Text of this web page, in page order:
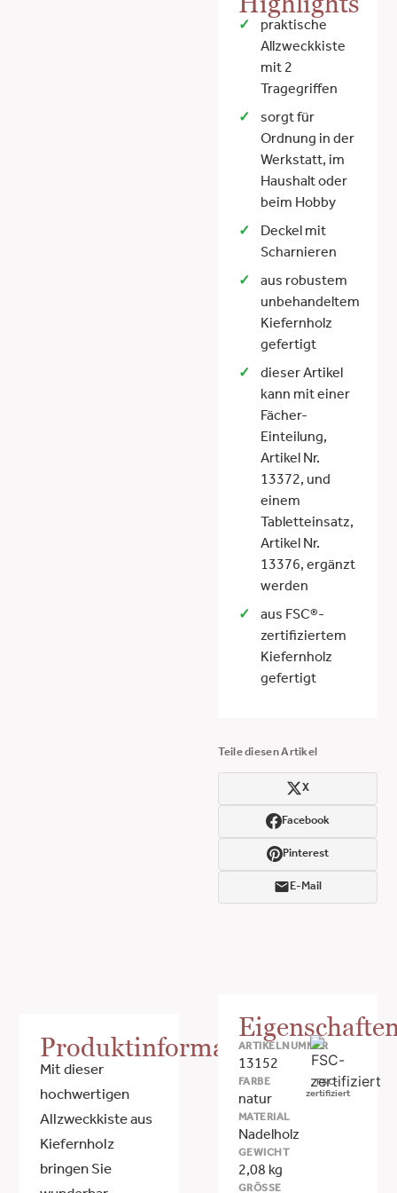
praktische
Allzweckkiste
mit 2
Tragegriffen
sorgt für
Ordnung in der
Werkstatt, im
Haushalt oder
beim Hobby
Deckel mit
Scharnieren
aus robustem
unbehandeltem
Kiefernholz
gefertigt
dieser Artikel
kann mit einer
Fächer-
Einteilung,
Artikel Nr.
13372, und
einem
Tabletteinsatz,
Artikel Nr.
13376, ergänzt
werden
aus FSC®-
zertifiziertem
Kiefernholz
gefertigt
Teile diesen Artikel
X
Facebook
Pinterest
E-Mail
Produktinformationen
Mit dieser
hochwertigen
Allzweckkiste aus
Kiefernholz
bringen Sie
ARTIKELNUMMER
13152
FARBE
natur
MATERIAL
Nadelholz
GEWICHT
2,08 kg
GRÖSSE
FSC-
zertifiziert